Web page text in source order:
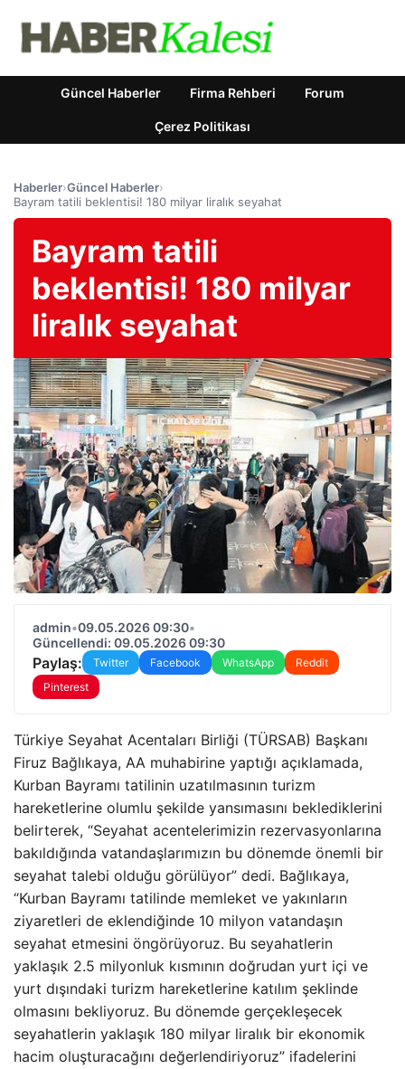
Güncel Haberler Firma Rehberi Forum
Çerez Politikası
Haberler›Güncel Haberler›
Bayram tatili beklentisi! 180 milyar liralık seyahat
Bayram tatili
beklentisi! 180 milyar
liralık seyahat
admin•09.05.2026 09:30•
Güncellendi: 09.05.2026 09:30
Paylaş: Twitter Facebook WhatsApp
Reddit
Pinterest
Türkiye Seyahat Acentaları Birliği (TÜRSAB) Başkanı
Firuz Bağlıkaya, AA muhabirine yaptığı açıklamada,
Kurban Bayramı tatilinin uzatılmasının turizm
hareketlerine olumlu şekilde yansımasını beklediklerini
belirterek, “Seyahat acentelerimizin rezervasyonlarına
bakıldığında vatandaşlarımızın bu dönemde önemli bir
seyahat talebi olduğu görülüyor” dedi. Bağlıkaya,
“Kurban Bayramı tatilinde memleket ve yakınların
ziyaretleri de eklendiğinde 10 milyon vatandaşın
seyahat etmesini öngörüyoruz. Bu seyahatlerin
yaklaşık 2.5 milyonluk kısmının doğrudan yurt içi ve
yurt dışındaki turizm hareketlerine katılım şeklinde
olmasını bekliyoruz. Bu dönemde gerçekleşecek
seyahatlerin yaklaşık 180 milyar liralık bir ekonomik
hacim oluşturacağını değerlendiriyoruz” ifadelerini